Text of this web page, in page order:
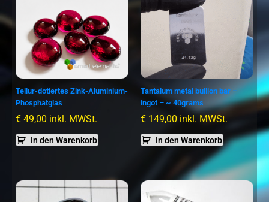
Tellur-dotiertes Zink-Aluminium-
Phosphatglas
€ 49,00 inkl. MWSt.
In den Warenkorb
Tantalum metal bullion bar –
ingot – ~ 40grams
€ 149,00 inkl. MWSt.
In den Warenkorb